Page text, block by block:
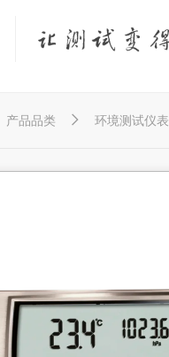
产品品类  环境测试仪表